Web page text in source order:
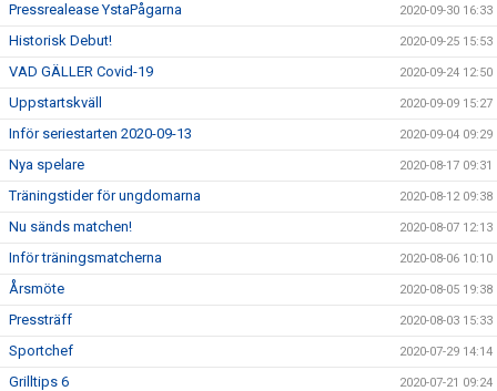
Pressrealease YstaPågarna 2020-09-30 16:33
Historisk Debut! 2020-09-25 15:53
VAD GÄLLER Covid-19 2020-09-24 12:50
Uppstartskväll 2020-09-09 15:27
Inför seriestarten 2020-09-13 2020-09-04 09:29
Nya spelare 2020-08-17 09:31
Träningstider för ungdomarna 2020-08-12 09:38
Nu sänds matchen! 2020-08-07 12:13
Inför träningsmatcherna 2020-08-06 10:10
Årsmöte 2020-08-05 19:38
Pressträff 2020-08-03 15:33
Sportchef 2020-07-29 14:14
Grilltips 6 2020-07-21 09:24